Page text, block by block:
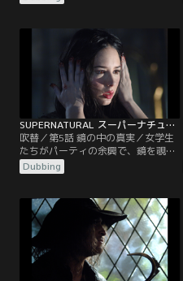
件の捜査を開始する。やがて二人
事件の原因であることを突き止め
る。一方、過去のトラウマから心を
閉ざしてしまった少年が、次の被害
者を予知できることがわかるが…。
SUPERNATURAL スーパーナチュラル シーズン1 第05話／吹替
吹替／第5話 鏡の中の真実／女学生
たちがパーティの余興で、鏡を覗き
込み「血まみれ・メアリー、血まみ
れ・メアリー、血まみれ・メアリ
リーを呼び出してしまう。鏡などの
反射面を移動することができる血ま
みれ・メアリーを相手に、サムとデ
ィーンの死闘が始まる。
Dubbing